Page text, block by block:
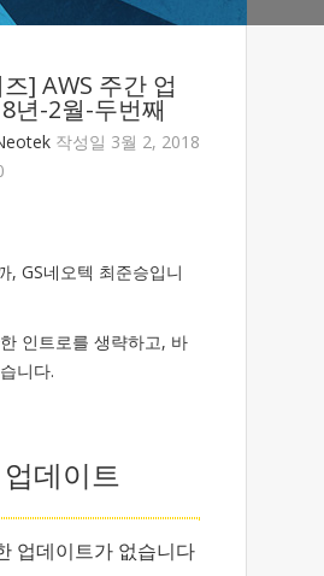
] AWS 주간 업
년-2월-두번째
작성일 3월 2, 2018
, GS네오텍 최준승입니
인트로를 생략하고, 바
니다.
데이트
업데이트가 없습니다